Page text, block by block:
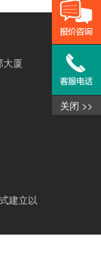
厦
建立以
关闭 >>